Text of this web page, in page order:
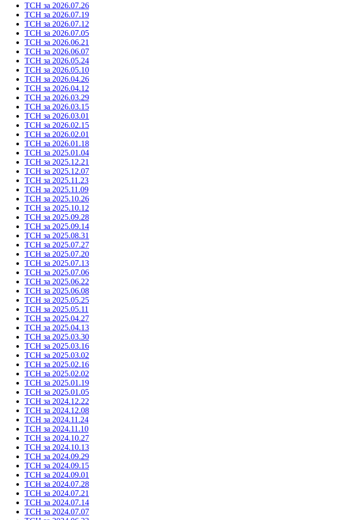
ТСН за 2026.07.26
ТСН за 2026.07.19
ТСН за 2026.07.12
ТСН за 2026.07.05
ТСН за 2026.06.21
ТСН за 2026.06.07
ТСН за 2026.05.24
ТСН за 2026.05.10
ТСН за 2026.04.26
ТСН за 2026.04.12
ТСН за 2026.03.29
ТСН за 2026.03.15
ТСН за 2026.03.01
ТСН за 2026.02.15
ТСН за 2026.02.01
ТСН за 2026.01.18
ТСН за 2025.01.04
ТСН за 2025.12.21
ТСН за 2025.12.07
ТСН за 2025.11.23
ТСН за 2025.11.09
ТСН за 2025.10.26
ТСН за 2025.10.12
ТСН за 2025.09.28
ТСН за 2025.09.14
ТСН за 2025.08.31
ТСН за 2025.07.27
ТСН за 2025.07.20
ТСН за 2025.07.13
ТСН за 2025.07.06
ТСН за 2025.06.22
ТСН за 2025.06.08
ТСН за 2025.05.25
ТСН за 2025.05.11
ТСН за 2025.04.27
ТСН за 2025.04.13
ТСН за 2025.03.30
ТСН за 2025.03.16
ТСН за 2025.03.02
ТСН за 2025.02.16
ТСН за 2025.02.02
ТСН за 2025.01.19
ТСН за 2025.01.05
ТСН за 2024.12.22
ТСН за 2024.12.08
ТСН за 2024.11.24
ТСН за 2024.11.10
ТСН за 2024.10.27
ТСН за 2024.10.13
ТСН за 2024.09.29
ТСН за 2024.09.15
ТСН за 2024.09.01
ТСН за 2024.07.28
ТСН за 2024.07.21
ТСН за 2024.07.14
ТСН за 2024.07.07